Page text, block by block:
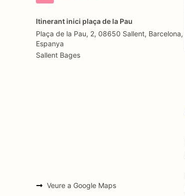
Itinerant inici plaça de la Pau
Plaça de la Pau, 2, 08650 Sallent, Barcelona,
Espanya
Sallent Bages
Veure a Google Maps